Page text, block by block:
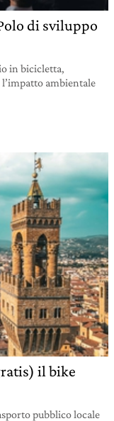
di sviluppo
in bicicletta,
ambientale
il bike
pubblico locale